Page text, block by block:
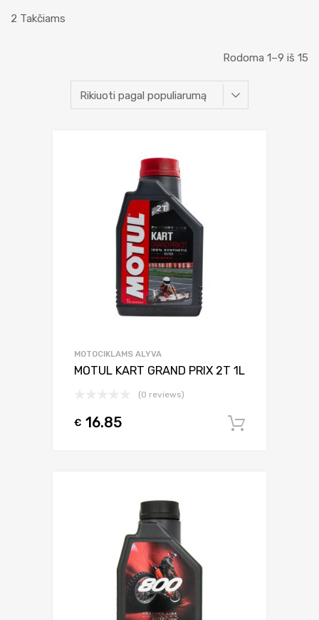
2 Takčiams
Rodoma 1–9 iš 15
MOTOCIKLAMS ALYVA
MOTUL KART GRAND PRIX 2T 1L
(0 reviews)
€ 16.85